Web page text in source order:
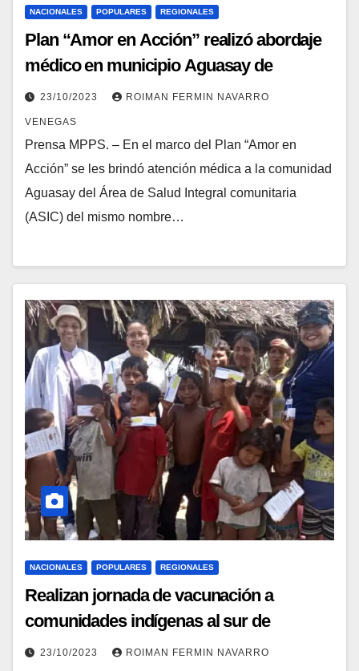
NACIONALES POPULARES REGIONALES
Plan “Amor en Acción” realizó abordaje
médico en municipio Aguasay de
Monagas
23/10/2023 ROIMAN FERMIN NAVARRO
VENEGAS
Prensa MPPS. – En el marco del Plan “Amor en
Acción” se les brindó atención médica a la comunidad
Aguasay del Área de Salud Integral comunitaria
(ASIC) del mismo nombre…
NACIONALES POPULARES REGIONALES
Realizan jornada de vacunación a
comunidades indígenas al sur de
Monagas
23/10/2023 ROIMAN FERMIN NAVARRO